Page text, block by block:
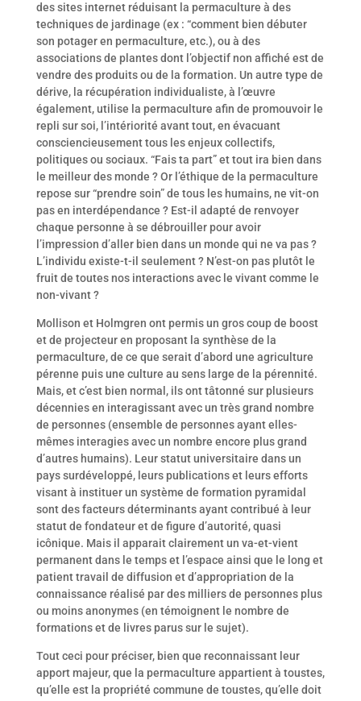
des sites internet réduisant la permaculture à des
techniques de jardinage (ex : “comment bien débuter
son potager en permaculture, etc.), ou à des
associations de plantes dont l’objectif non affiché est de
vendre des produits ou de la formation. Un autre type de
dérive, la récupération individualiste, à l’œuvre
également, utilise la permaculture afin de promouvoir le
repli sur soi, l’intériorité avant tout,en évacuant
consciencieusement tous les enjeux collectifs,
politiques ou sociaux. “Fais ta part” et tout ira bien dans
le meilleur des monde ? Orl’éthique de la permaculture
repose sur “prendre soin” de tous les humains, ne vit-on
pas en interdépendance ? Est-il adapté de renvoyer
chaque personne à se débrouiller pour avoir
l’impression d’aller bien dans un monde qui ne va pas ?
L’individu existe-t-il seulement ? N’est-on pas plutôt le
fruit de toutes nos interactions avec le vivant comme le
non-vivant ?
Mollison et Holmgren ont permis un gros coup de boost
et de projecteur en proposant la synthèse de la
permaculture, de ce que serait d’abord une agriculture
pérenne puis une culture au sens large de la pérennité.
Mais, et c’est bien normal, ils ont tâtonné sur plusieurs
décennies en interagissant avec un très grand nombre
de personnes (ensemble de personnes ayant elles-
mêmes interagies avec un nombre encore plus grand
d’autres humains). Leur statut universitaire dans un
pays surdéveloppé, leurs publications et leurs efforts
visant à instituer un système de formation pyramidal
sont des facteurs déterminants ayant contribué à leur
statut de fondateur et de figure d’autorité, quasi
icônique. Mais il apparait clairement un va-et-vient
permanent dans le temps et l’espace ainsi que le long et
patient travail de diffusion et d’appropriation de la
connaissance réalisé par des milliers de personnes plus
ou moins anonymes (en témoignent le nombre de
formations et de livres parus sur le sujet).
Tout ceci pour préciser, bien que reconnaissant leur
apport majeur, que la permaculture appartient à toustes,
qu’elle est la propriété commune de toustes, qu’elle doit